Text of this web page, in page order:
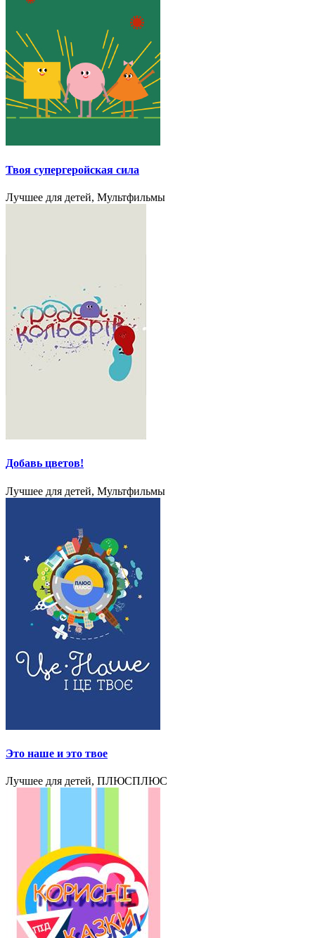
Твоя cупергеройская сила
Лучшее для детей, Мультфильмы
Добавь цветов!
Лучшее для детей, Мультфильмы
Это наше и это твое
Лучшее для детей, ПЛЮСПЛЮС